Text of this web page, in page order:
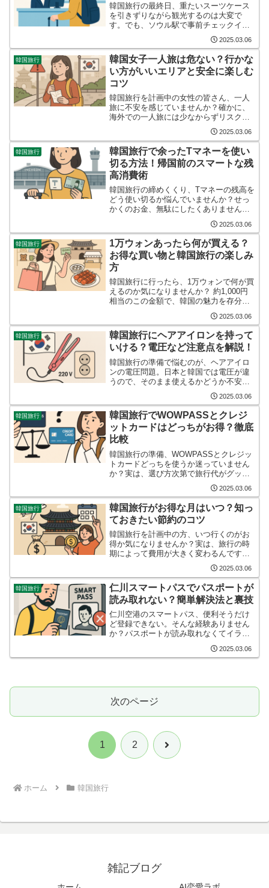
韓国旅行の最終日、重たいスーツケース
を引きずりながら観光するのは大変で
す。でも、ソウル駅で事前チェックイン
を利用すれば、手ぶらで最後の時間を楽
しめます。空港での長蛇の列に並ぶ必要
もありません。このサービスを使えば、
旅の締めくくりをゆったりと...
2025.03.06
韓国旅行
韓国女子一人旅は危ない？行かな
い方がいいエリアと安全に楽しむ
コツ
韓国旅行を計画中の女性の皆さん、一人
旅に不安を感じていませんか？確かに、
海外での一人旅には少なからずリスクが
つきもの。でも、ちょっとした心がけ
で、韓国女子一人旅を安全に楽しむこと
ができます。この記事では、韓国女子一
人旅の魅力と注意点、危険な...
2025.03.06
韓国旅行
韓国旅行で余ったTマネーを使い
切る方法！帰国前のスマートな残
高消費術
韓国旅行の締めくくり、Tマネーの残高を
どう使い切るか悩んでいませんか？せっ
かくのお金、無駄にしたくありません。
ここでは、帰国前にTマネーの残高をスマ
ートに使い切る方法をご紹介します。韓
国旅行の楽しい思い出とともに、Tマネー
カードの残高も気に...
2025.03.06
韓国旅行
1万ウォンあったら何が買える？
お得な買い物と韓国旅行の楽しみ
方
韓国旅行に行ったら、1万ウォンで何が買
えるのか気になりませんか？ 約1,000円
相当のこの金額で、韓国の魅力を存分に
味わえる意外な楽しみ方があるんです。
地元の人気グルメから可愛い雑貨まで、1
万ウォンで楽しめる韓国の魅力をご紹介
します。1万ウ...
2025.03.06
韓国旅行
韓国旅行にヘアアイロンを持って
いける？電圧など注意点を解説！
韓国旅行の準備で悩むのが、ヘアアイロ
ンの電圧問題。日本と韓国では電圧が違
うので、そのまま使えるかどうか不安に
なります。でも大丈夫、ちょっとしたコ
ツを押さえれば問題なく使えます。この
記事では、韓国旅行でヘアアイロンを使
うときの電圧チェックポイ...
2025.03.06
韓国旅行
韓国旅行でWOWPASSとクレジ
ットカードはどっちがお得？徹底
比較
韓国旅行の準備、WOWPASSとクレジッ
トカードどっちを使うか迷っていません
か？実は、選び方次第で旅行代がグッと
お得になります。今回は、WOWPASSと
クレジットカードのメリット・デメリッ
トを徹底比較。賢い選び方のコツをご紹
介します。WOW...
2025.03.06
韓国旅行
韓国旅行がお得な月はいつ？知っ
ておきたい節約のコツ
韓国旅行を計画中の方、いつ行くのがお
得か気になりませんか？実は、旅行の時
期によって費用が大きく変わるんです。
でも大丈夫、この記事を読めば、お得な
時期や節約のコツがバッチリわかりま
す。ちょっとした工夫で、素敵な韓国旅
行がぐっとお手頃に。さあ、...
2025.03.06
韓国旅行
仁川スマートパスでパスポートが
読み取れない？簡単解決法と裏技
仁川空港のスマートパス、便利そうだけ
ど登録できない。そんな経験ありません
か？パスポートが読み取れなくてイライ
ラ。でも大丈夫、簡単な解決法がありま
す。仁川スマートパスって何？超簡単説
2025.03.06
次のページ
1 2 次
ホーム 韓国旅行
雑記ブログ